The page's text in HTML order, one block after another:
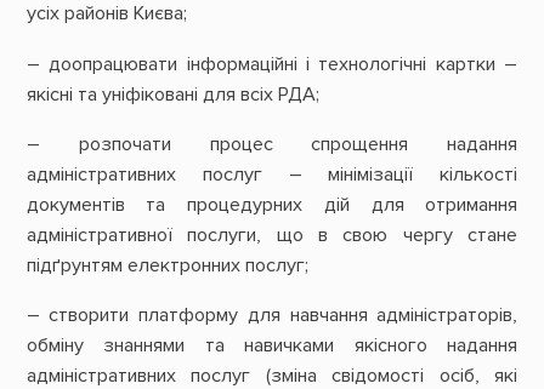
усіх районів Києва;
– доопрацювати інформаційні і технологічні картки –
якісні та уніфіковані для всіх РДА;
– розпочати процес спрощення надання
адміністративних послуг – мінімізації кількості
документів та процедурних дій для отримання
адміністративної послуги, що в свою чергу стане
підґрунтям електронних послуг;
– створити платформу для навчання адміністраторів,
обміну знаннями та навичками якісного надання
адміністративних послуг (зміна свідомості осіб, які